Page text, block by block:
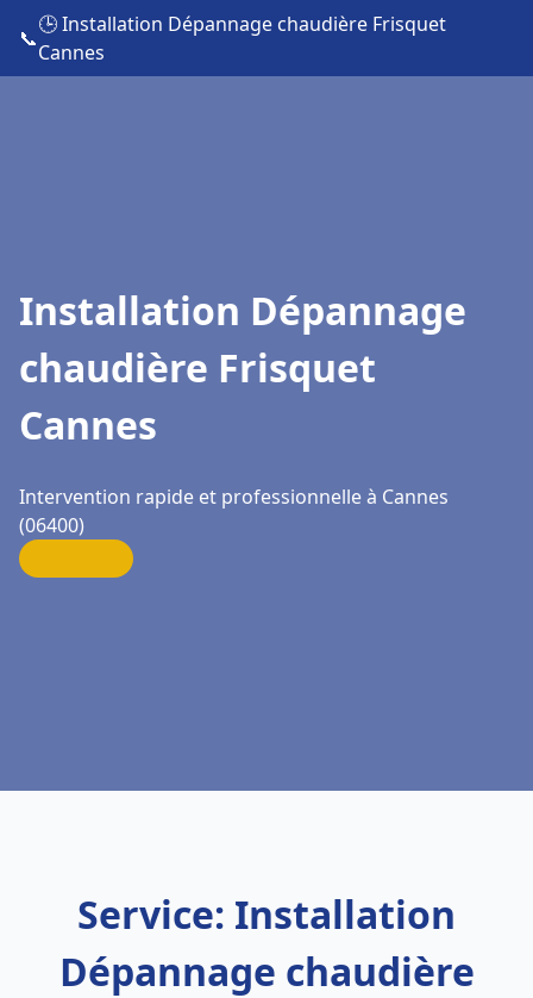
📞
🕒 Installation Dépannage chaudière Frisquet
Cannes
Installation Dépannage
chaudière Frisquet
Cannes
Intervention rapide et professionnelle à Cannes
(06400)
Service: Installation
Dépannage chaudière